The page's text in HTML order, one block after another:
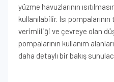
yüzme havuzlarının
kullanılabilir. Isı
verimliliği ve çevreye olan
pompalarının kullanım
daha detaylı bir bakış